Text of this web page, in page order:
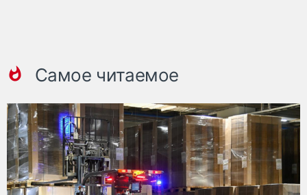
Самое читаемое